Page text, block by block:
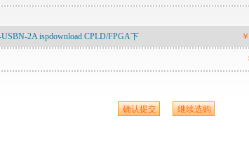
2A ispdownload CPLD/FPGA下